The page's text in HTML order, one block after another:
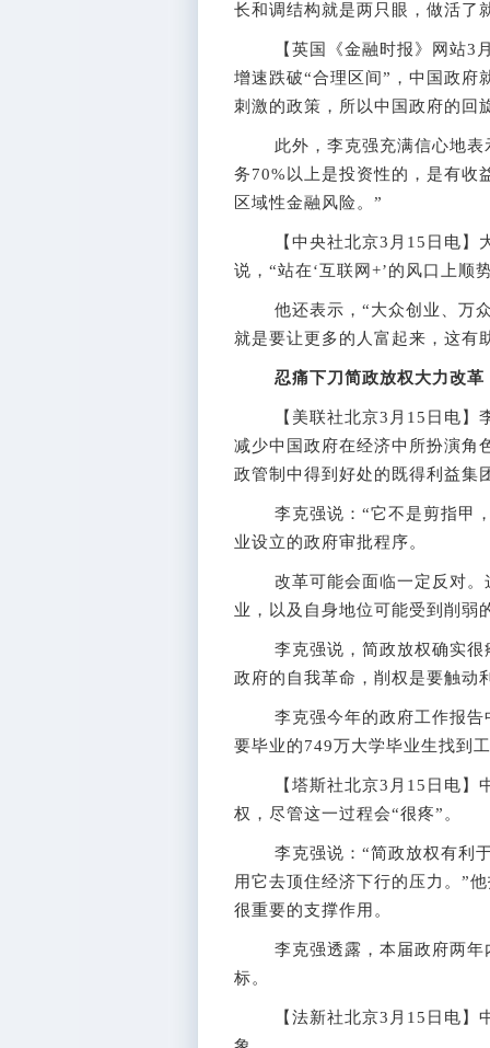
长和调结构就是两只眼，做活了
【英国《金融时报》网站3月
增速跌破“合理区间”，中国政府
刺激的政策，所以中国政府的回
此外，李克强充满信心地表
务70%以上是投资性的，是有收
区域性金融风险。”
【中央社北京3月15日电】大
说，“站在‘互联网+’的风口上顺
他还表示，“大众创业、万众
就是要让更多的人富起来，这有
忍痛下刀简政放权大力改革
【美联社北京3月15日电】李
减少中国政府在经济中所扮演角
政管制中得到好处的既得利益集
李克强说：“它不是剪指甲，
业设立的政府审批程序。
改革可能会面临一定反对。
业，以及自身地位可能受到削弱
李克强说，简政放权确实很
政府的自我革命，削权是要触动
李克强今年的政府工作报告
要毕业的749万大学毕业生找到
【塔斯社北京3月15日电】中
权，尽管这一过程会“很疼”。
李克强说：“简政放权有利于
用它去顶住经济下行的压力。”
很重要的支撑作用。
李克强透露，本届政府两年
标。
【法新社北京3月15日电】中